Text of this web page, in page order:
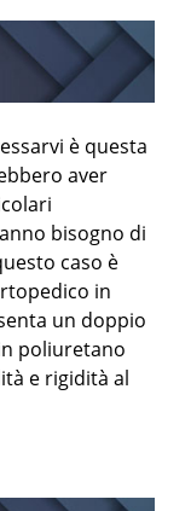
è questa
aver
bisogno di
caso è
in
un doppio
poliuretano
e rigidità al